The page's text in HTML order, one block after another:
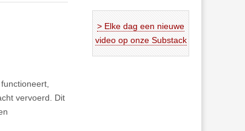
vervoerd. Dit
> Elke dag een nieuwe
video op onze Substack